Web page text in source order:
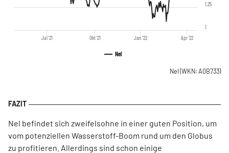
Nel
Jul '21 Jan '22
Okt '21 Apr '22
1
1,25
Nel (WKN: A0B733)
Nel befindet sich zweifelsohne in einer guten Position, um
vom potenziellen Wasserstoff-Boom rund um den Globus
zu profitieren. Allerdings sind schon einige